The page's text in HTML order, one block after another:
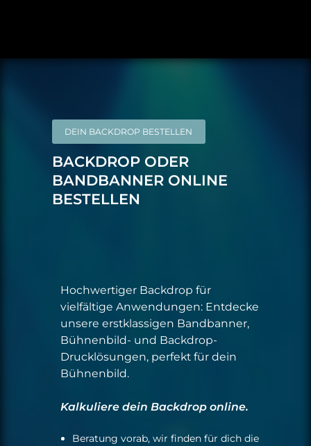
DEIN BACKDROP BESTELLEN
BACKDROP ODER
BANDBANNER ONLINE
BESTELLEN
Hochwertiger Backdrop für
vielfältige Anwendungen: Entdecke
unsere erstklassigen Bandbanner,
Bühnenbild- und Backdrop-
Drucklösungen, perfekt für dein
Bühnenbild.
Kalkuliere dein Backdrop online.
Beratung vorab, wir finden für dich die